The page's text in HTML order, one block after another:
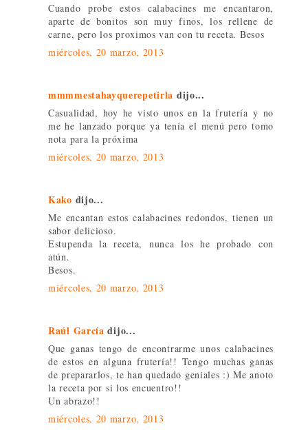
Cuando probe estos calabacines me encantaron,
aparte de bonitos son muy finos, los rellene de
carne, pero los proximos van con tu receta. Besos
miércoles, 20 marzo, 2013
mmmmestahayquerepetirla dijo...
Casualidad, hoy he visto unos en la frutería y no
me he lanzado porque ya tenía el menú pero tomo
nota para la próxima
miércoles, 20 marzo, 2013
Kako dijo...
Me encantan estos calabacines redondos, tienen un
sabor delicioso.
Estupenda la receta, nunca los he probado con
atún.
Besos.
miércoles, 20 marzo, 2013
Raúl García dijo...
Que ganas tengo de encontrarme unos calabacines
de estos en alguna frutería!! Tengo muchas ganas
de prepararlos, te han quedado geniales :) Me anoto
la receta por si los encuentro!!
Un abrazo!!
miércoles, 20 marzo, 2013